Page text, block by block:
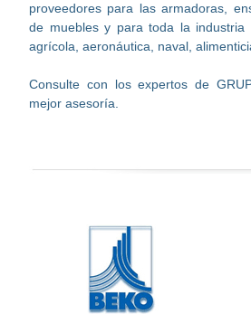
proveedores para las armadoras,
de muebles y para toda la industria
agrícola, aeronáutica, naval,
Consulte con los expertos de
mejor asesoría.